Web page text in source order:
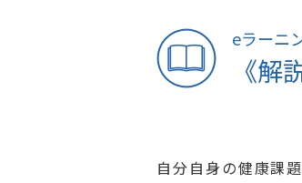
eラーニ
《
自分自身の健康課